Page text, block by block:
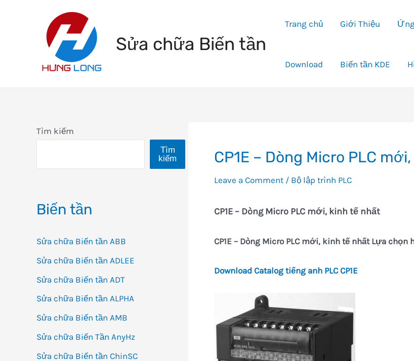
Sửa chữa Biến tần
Trang chủ Giới Thiệu
Download Biến tần KDE
Tìm kiếm
Tìm
kiếm
Biến tần
Sửa chữa Biến tần ABB
Sửa chữa Biến tần ADLEE
Sửa chữa Biến tần ADT
Sửa chữa Biến tần ALPHA
Sửa chữa Biến tần AMB
Sửa chữa Biến Tần AnyHz
Sửa chữa Biến tần ChinSC
CP1E – Dòng Micro PLC
Leave a Comment / Bộ lập trình PLC
CP1E – Dòng Micro PLC mới, kinh tế nhất
CP1E – Dòng Micro PLC mới, kinh tế nhất Lựa chọn
Download Catalog tiếng anh PLC CP1E